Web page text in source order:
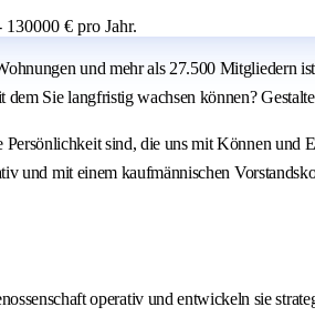
€ pro Jahr.
und mehr als 27.500 Mitgliedern
Sie langfristig wachsen können?
sind, die uns mit Können
und mit einem kaufmännischen
operativ und entwickeln sie